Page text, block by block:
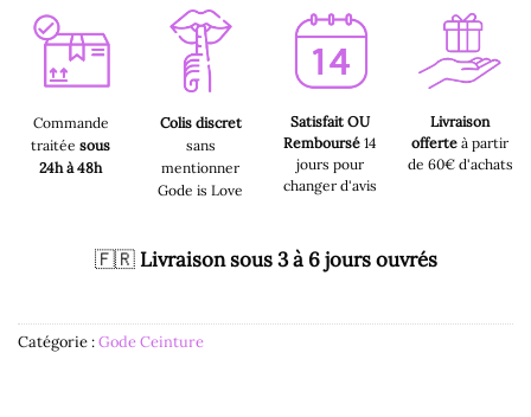
Commande
traitée sous
24h à 48h
Colis discret
sans
mentionner
Gode is Love
Satisfait OU
Remboursé14
jours pour
changer d'avis
Livraison
offerte à partir
de 60€ d'achats
🇫🇷 Livraison sous 3 à 6 jours ouvrés
Catégorie :Gode Ceinture